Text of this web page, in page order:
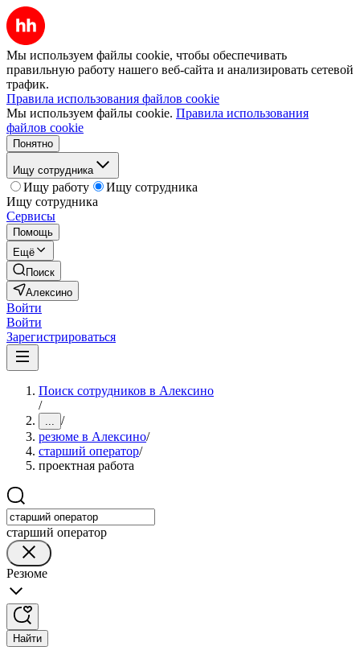
Мы используем файлы cookie, чтобы обеспечивать
правильную работу нашего веб-сайта и анализировать сетевой
трафик.
Правила использования файлов cookie
Мы используем файлы cookie. Правила использования
файлов cookie
Понятно
Ищу сотрудника
Ищу работу
Ищу сотрудника
Ищу сотрудника
Сервисы
Помощь
Ещё
Поиск
Алексино
Войти
Войти
Зарегистрироваться
Поиск сотрудников в Алексино
/
... /
резюме в Алексино/
старший оператор/
проектная работа
старший оператор
Резюме
Найти